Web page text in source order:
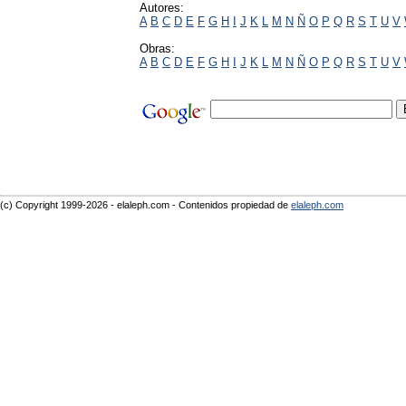
Autores:
A B C D E F G H I J K L M N Ñ O P Q R S T U V
Obras:
A B C D E F G H I J K L M N Ñ O P Q R S T U V
(c) Copyright 1999-2026 - elaleph.com - Contenidos propiedad de elaleph.com